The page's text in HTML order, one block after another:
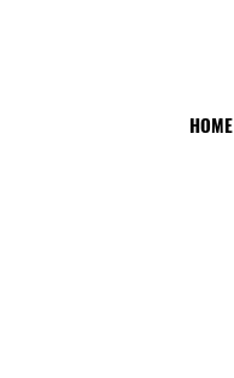
HOME